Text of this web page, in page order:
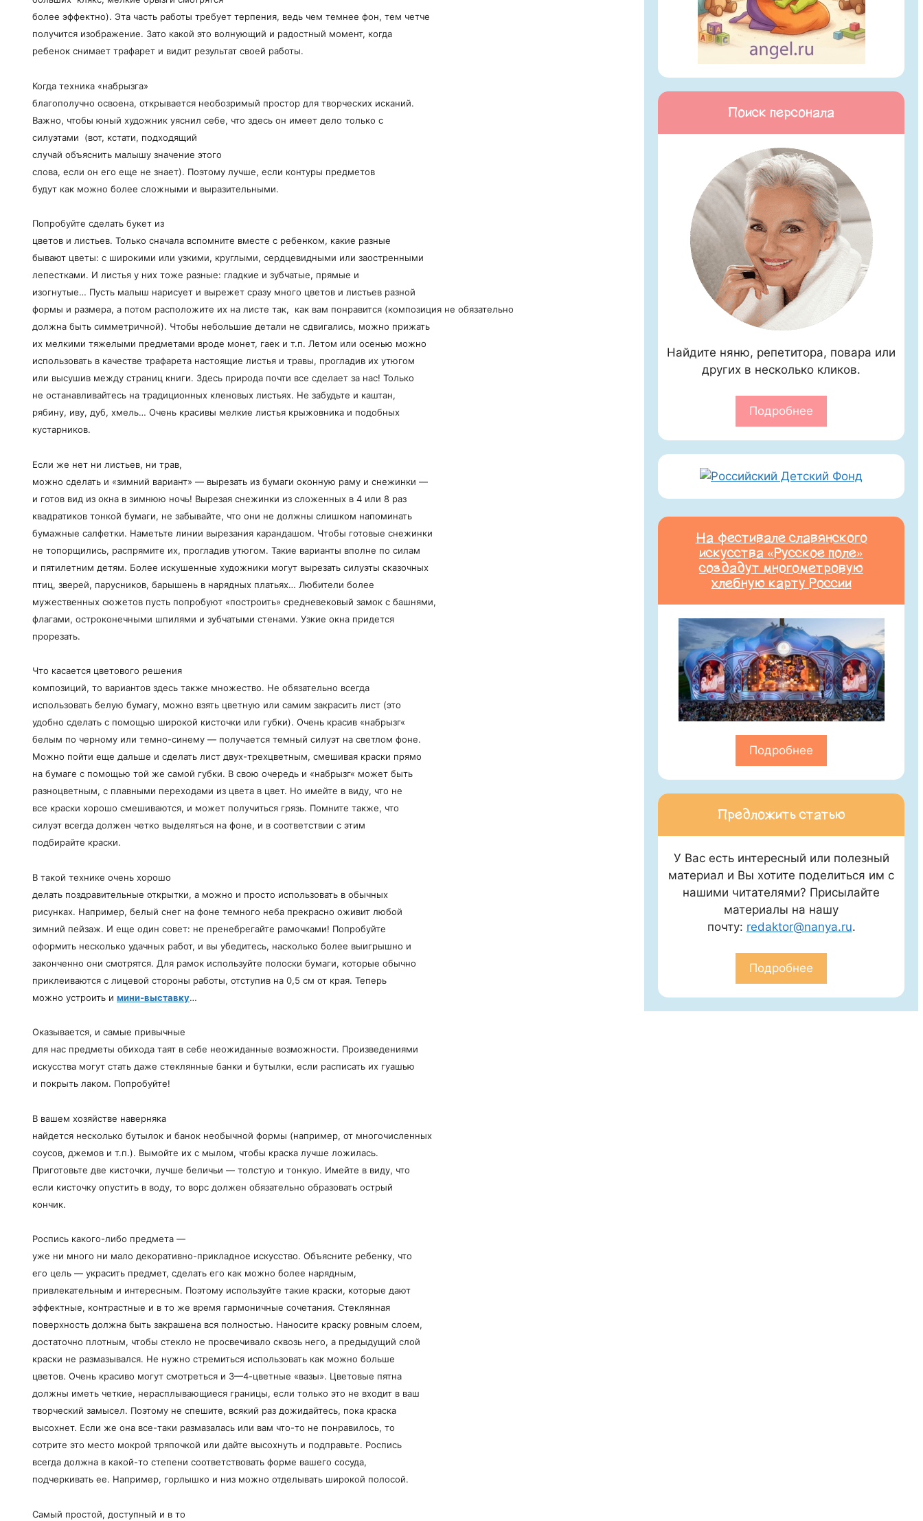
более эффектно). Эта часть работы требует терпения, ведь чем темнее фон, тем четче
получится изображение. Зато какой это волнующий и радостный момент, когда
ребенок снимает трафарет и видит результат своей работы.
Когда техника «набрызга»
благополучно освоена, открывается необозримый простор для творческих исканий.
Важно, чтобы юный художник уяснил себе, что здесь он имеет дело только с
силуэтами (вот, кстати, подходящий
случай объяснить малышу значение этого
слова, если он его еще не знает). Поэтому лучше, если контуры предметов
будут как можно более сложными и выразительными.
Попробуйте сделать букет из
цветов и листьев. Только сначала вспомните вместе с ребенком, какие разные
бывают цветы: с широкими или узкими, круглыми, сердцевидными или заостренными
лепестками. И листья у них тоже разные: гладкие и зубчатые, прямые и
изогнутые… Пусть малыш нарисует и вырежет сразу много цветов и листьев разной
формы и размера, а потом расположите их на листе так, как вам понравится (композиция не обязательно
должна быть симметричной). Чтобы небольшие детали не сдвигались, можно прижать
их мелкими тяжелыми предметами вроде монет, гаек и т.п. Летом или осенью можно
использовать в качестве трафарета настоящие листья и травы, прогладив их утюгом
или высушив между страниц книги. Здесь природа почти все сделает за нас! Только
не останавливайтесь на традиционных кленовых листьях. Не забудьте и каштан,
рябину, иву, дуб, хмель… Очень красивы мелкие листья крыжовника и подобных
кустарников.
Если же нет ни листьев, ни трав,
можно сделать и «зимний вариант» — вырезать из бумаги оконную раму и снежинки —
и готов вид из окна в зимнюю ночь! Вырезая снежинки из сложенных в 4 или 8 раз
квадратиков тонкой бумаги, не забывайте, что они не должны слишком напоминать
бумажные салфетки. Наметьте линии вырезания карандашом. Чтобы готовые снежинки
не топорщились, распрямите их, прогладив утюгом. Такие варианты вполне по силам
и пятилетним детям. Более искушенные художники могут вырезать силуэты сказочных
птиц, зверей, парусников, барышень в нарядных платьях… Любители более
мужественных сюжетов пусть попробуют «построить» средневековый замок с башнями,
флагами, остроконечными шпилями и зубчатыми стенами. Узкие окна придется
прорезать.
Что касается цветового решения
композиций, то вариантов здесь также множество. Не обязательно всегда
использовать белую бумагу, можно взять цветную или самим закрасить лист (это
удобно сделать с помощью широкой кисточки или губки). Очень красив «набрызг«
белым по черному или темно-синему — получается темный силуэт на светлом фоне.
Можно пойти еще дальше и сделать лист двух-трехцветным, смешивая краски прямо
на бумаге с помощью той же самой губки. В свою очередь и «набрызг« может быть
разноцветным, с плавными переходами из цвета в цвет. Но имейте в виду, что не
все краски хорошо смешиваются, и может получиться грязь. Помните также, что
силуэт всегда должен четко выделяться на фоне, и в соответствии с этим
подбирайте краски.
В такой технике очень хорошо
делать поздравительные открытки, а можно и просто использовать в обычных
рисунках. Например, белый снег на фоне темного неба прекрасно оживит любой
зимний пейзаж. И еще один совет: не пренебрегайте рамочками! Попробуйте
оформить несколько удачных работ, и вы убедитесь, насколько более выигрышно и
законченно они смотрятся. Для рамок используйте полоски бумаги, которые обычно
приклеиваются с лицевой стороны работы, отступив на 0,5 см от края. Теперь
можно устроить и мини-выставку…
Оказывается, и самые привычные
для нас предметы обихода таят в себе неожиданные возможности. Произведениями
искусства могут стать даже стеклянные банки и бутылки, если расписать их гуашью
и покрыть лаком. Попробуйте!
В вашем хозяйстве наверняка
найдется несколько бутылок и банок необычной формы (например, от многочисленных
соусов, джемов и т.п.). Вымойте их с мылом, чтобы краска лучше ложилась.
Приготовьте две кисточки, лучше беличьи — толстую и тонкую. Имейте в виду, что
если кисточку опустить в воду, то ворс должен обязательно образовать острый
кончик.
Роспись какого-либо предмета —
уже ни много ни мало декоративно-прикладное искусство. Объясните ребенку, что
его цель — украсить предмет, сделать его как можно более нарядным,
привлекательным и интересным. Поэтому используйте такие краски, которые дают
эффектные, контрастные и в то же время гармоничные сочетания. Стеклянная
поверхность должна быть закрашена вся полностью. Наносите краску ровным слоем,
достаточно плотным, чтобы стекло не просвечивало сквозь него, а предыдущий слой
краски не размазывался. Не нужно стремиться использовать как можно больше
цветов. Очень красиво могут смотреться и 3—4-цветные «вазы». Цветовые пятна
должны иметь четкие, нерасплывающиеся границы, если только это не входит в ваш
творческий замысел. Поэтому не спешите, всякий раз дожидайтесь, пока краска
высохнет. Если же она все-таки размазалась или вам что-то не понравилось, то
сотрите это место мокрой тряпочкой или дайте высохнуть и подправьте. Роспись
всегда должна в какой-то степени соответствовать форме вашего сосуда,
подчеркивать ее. Например, горлышко и низ можно отделывать широкой полосой.
Самый простой, доступный и в то
Поиск персонала
Найдите няню, репетитора, повара или
других в несколько кликов.
Подробнее
На фестивале славянского
искусства «Русское поле»
создадут многометровую
хлебную карту России
Подробнее
Предложить статью
У Вас есть интересный или полезный
материал и Вы хотите поделиться им с
нашими читателями? Присылайте
материалы на нашу
почту: redaktor@nanya.ru.
Подробнее